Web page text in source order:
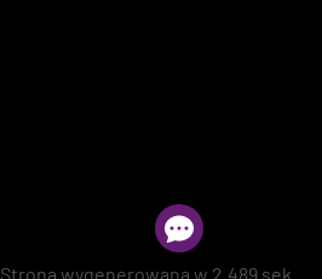
Strona wygenerowana w 2.489 sek